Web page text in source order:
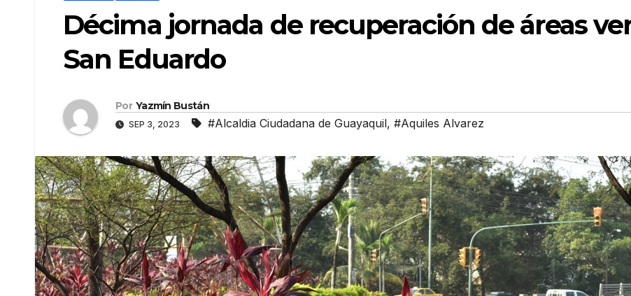
Décima jornada de recuperación de áreas
San Eduardo
Por Yazmín Bustán
SEP 3, 2023 #Alcaldia Ciudadana de Guayaquil, #Aquiles Alvarez